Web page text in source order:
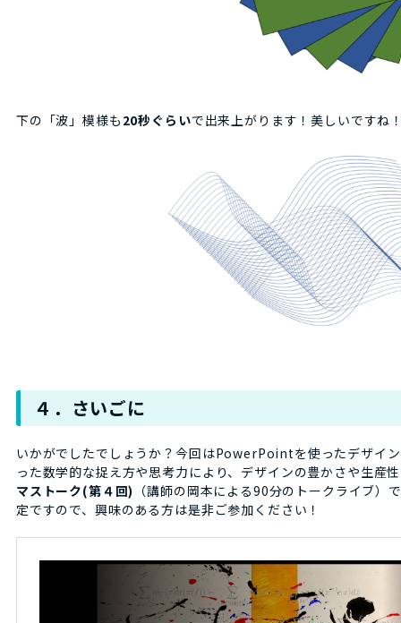
下の「波」模様も 20秒ぐらいで出来上がります！美しいですね
４．さいごに
いかがでしたでしょうか？今回はPowerPointを使ったデザイ
った数学的な捉え方や思考力により、デザインの豊かさや生産
マストーク(第４回) （講師の岡本による90分のトークライブ）
定ですので、興味のある方は是非ご参加ください！